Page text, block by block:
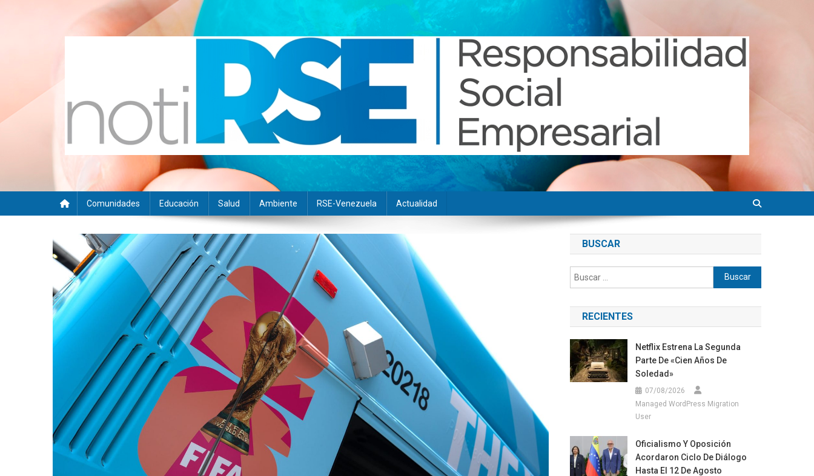
Noti RSE
Noticias con sentido responsable
Comunidades Educación Salud Ambiente RSE-Venezuela Actualidad
BUSCAR
Buscar:
RECIENTES
Netflix Estrena La Segunda
Parte De «Cien Años De
Soledad»
07/08/2026
Managed WordPress Migration
User
Oficialismo Y Oposición
Acordaron Ciclo De Diálogo
Hasta El 12 De Agosto